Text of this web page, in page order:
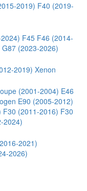
2019) F40 (2019-
F45 F46 (2014-
G87 (2023-2026)
2019) Xenon
(2001-2004) E46
E90 (2005-2012)
F30 (2011-2016) F30
2024)
2021)
2026)